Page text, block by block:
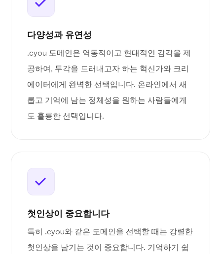
다양성과 유연성
.cyou 도메인은 역동적이고 현대적인 감각을 제
공하여, 두각을 드러내고자 하는 혁신가와 크리
에이터에게 완벽한 선택입니다. 온라인에서 새
롭고 기억에 남는 정체성을 원하는 사람들에게
도 훌륭한 선택입니다.
첫인상이 중요합니다
특히 .cyou와 같은 도메인을 선택할 때는 강렬한
첫인상을 남기는 것이 중요합니다. 기억하기 쉽